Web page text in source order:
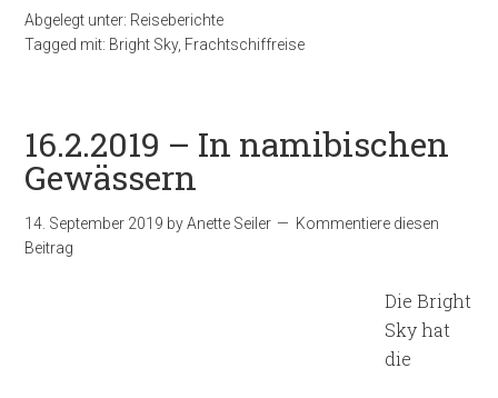
Abgelegt unter: Reiseberichte
Tagged mit: Bright Sky, Frachtschiffreise
16.2.2019 – In namibischen
Gewässern
14. September 2019 byAnette Seiler
Kommentiere diesen
Beitrag
Die Bright
Sky hat
die